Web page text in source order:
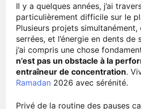
Il y a quelques années, j’ai
particulièrement difficile sur le
Plusieurs projets simultanément,
serrées, et l’énergie en dents de
j’ai compris une chose
n’est pas un obstacle à la
entraîneur de concentration.
Ramadan 2026 avec sérénité.
Privé de la routine des pauses